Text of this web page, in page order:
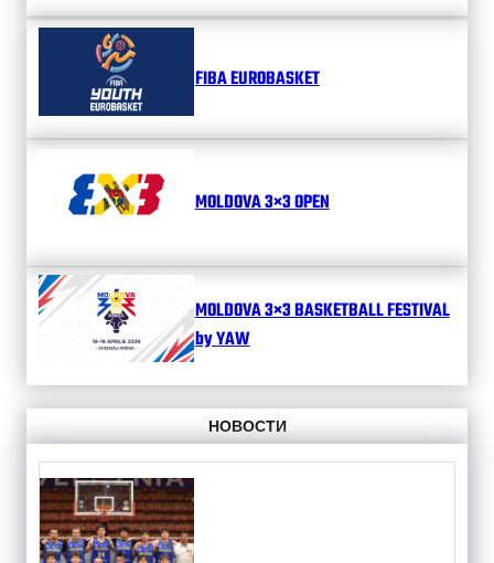
FIBA EUROBASKET
MOLDOVA 3×3 OPEN
MOLDOVA 3×3 BASKETBALL FESTIVAL
by YAW
НОВОСТИ